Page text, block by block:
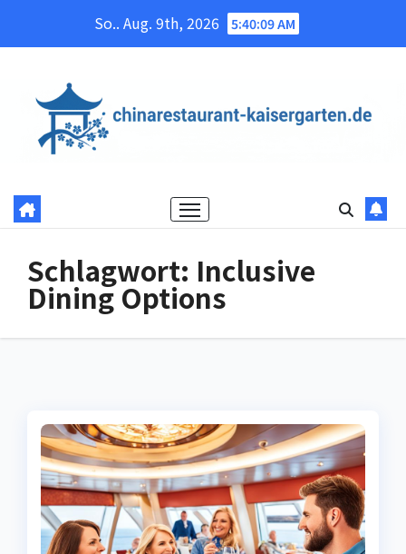
So.. Aug. 9th, 2026 5:40:10 AM
Schlagwort: Inclusive
Dining Options